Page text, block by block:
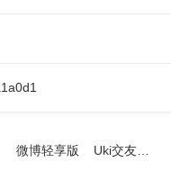
微博轻享版 Uki交友软件